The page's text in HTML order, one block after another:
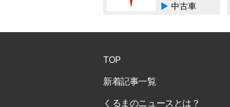
中古車
TOP
新着記事一覧
くるまのニュースとは？